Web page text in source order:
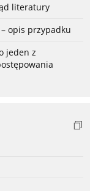
literatury
opis przypadku
jeden z